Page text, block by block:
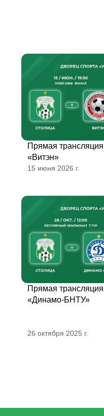
Прямая
«Витэн»
15 июня 2026 г.
Прямая
«Динамо-БНТУ»
26 октября 2025 г.